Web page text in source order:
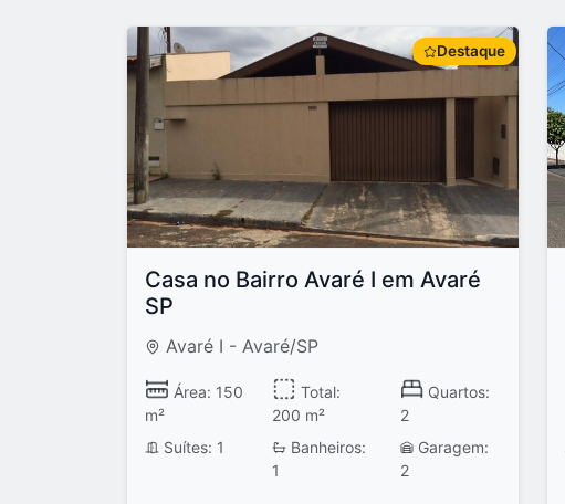
Destaque
Casa no Bairro Avaré I em Avaré
SP
Avaré I - Avaré/SP
Área: 150
m²
Total:
200 m²
Quartos:
2
Suítes: 1
Banheiros:
1
Garagem:
2